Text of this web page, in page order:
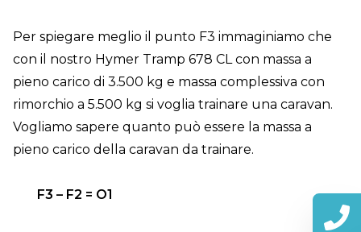
Per spiegare meglio il punto F3 immaginiamo che
con il nostro Hymer Tramp 678 CL con massa a
pieno carico di 3.500 kg e massa complessiva con
rimorchio a 5.500 kg si voglia trainare una caravan.
Vogliamo sapere quanto può essere la massa a
pieno carico della caravan da trainare.
F3 – F2 = O1